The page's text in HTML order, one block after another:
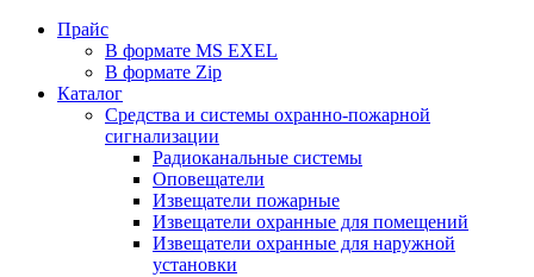
Прайс
В формате MS EXEL
В формате Zip
Каталог
Средства и системы охранно-пожарной
сигнализации
Радиоканальные системы
Оповещатели
Извещатели пожарные
Извещатели охранные для помещений
Извещатели охранные для наружной
установки